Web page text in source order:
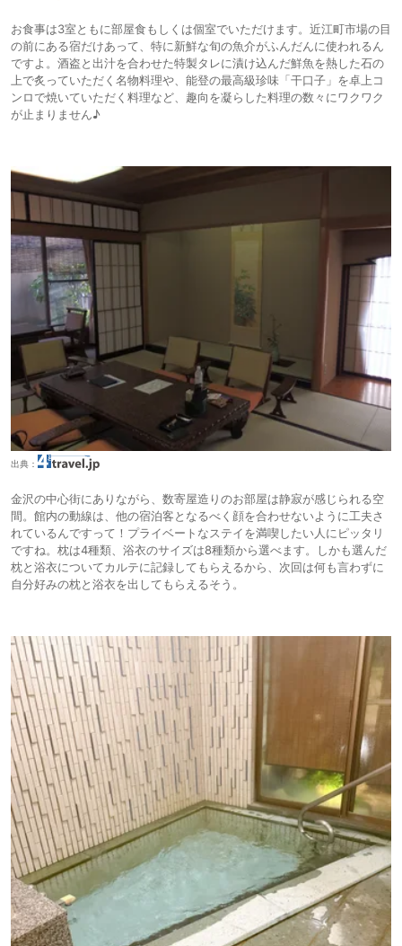
お食事は3室ともに部屋食もしくは個室でいただけます。近江町市場の目
の前にある宿だけあって、特に新鮮な旬の魚介がふんだんに使われるん
ですよ。酒盗と出汁を合わせた特製タレに漬け込んだ鮮魚を熱した石の
上で炙っていただく名物料理や、能登の最高級珍味「干口子」を卓上コ
ンロで焼いていただく料理など、趣向を凝らした料理の数々にワクワク
が止まりません♪
出典：
金沢の中心街にありながら、数寄屋造りのお部屋は静寂が感じられる空
間。館内の動線は、他の宿泊客となるべく顔を合わせないように工夫さ
れているんですって！プライベートなステイを満喫したい人にピッタリ
ですね。枕は4種類、浴衣のサイズは8種類から選べます。しかも選んだ
枕と浴衣についてカルテに記録してもらえるから、次回は何も言わずに
自分好みの枕と浴衣を出してもらえるそう。